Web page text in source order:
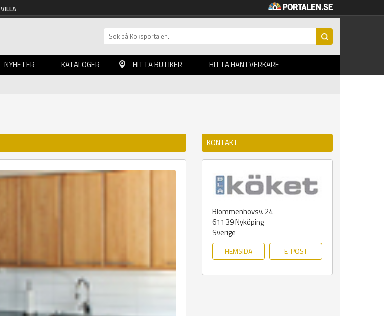
VILLA
NYHETER KATALOGER HITTA BUTIKER HITTA HANTVERKARE
KONTAKT
Blommenhovsv. 24
611 39Nyköping
Sverige
HEMSIDA E-POST